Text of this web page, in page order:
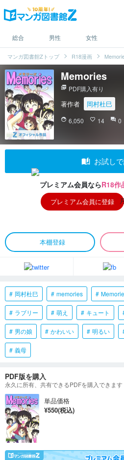
総合 男性 女性
マンガ図書館Zトップ R18漫画
Memories
picture_as_pdf PDF購入有り
著作者 岡村杜巳
face 6,050 favorite_border 14 question_answer 0
auto_stories お試し
プレミアム会員ならR18作
プレミアム会員に登録
本棚登録
岡村杜巳 memories
ラブリー 萌え キュート
男の娘 かわいい 明るい
義母
PDF版を購入
永久に所有、共有できるPDFを購入できます
単品価格
¥550(税込)